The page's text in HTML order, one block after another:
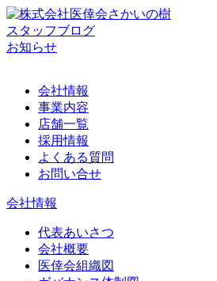
スタッフブログ
お知らせ
会社情報
事業内容
店舗一覧
採用情報
よくある質問
お問い合せ
会社情報
代表あいさつ
会社概要
医倖会組織図